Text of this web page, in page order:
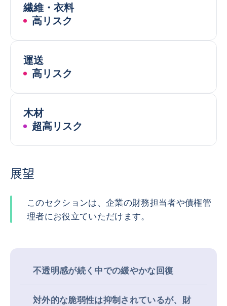
繊維・衣料
高リスク
運送
高リスク
木材
超高リスク
展望
このセクションは、企業の財務担当者や債権管
理者にお役立ていただけます。
不透明感が続く中での緩やかな回復
対外的な脆弱性は抑制されているが、財